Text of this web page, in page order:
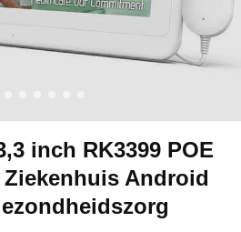
inch RK3399 POE
Android